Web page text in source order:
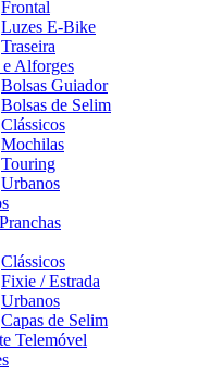
Frontal
Luzes E-Bike
Traseira
Alforges
Bolsas Guiador
Bolsas de Selim
Clássicos
Mochilas
Touring
Urbanos
Clássicos
Fixie / Estrada
Urbanos
Capas de Selim
Telemóvel